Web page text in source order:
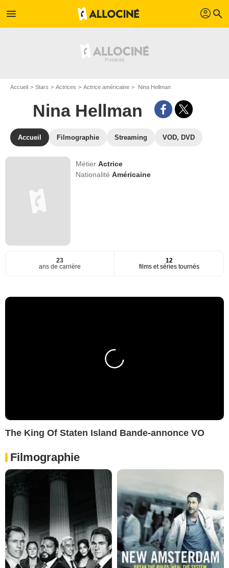
menu profil search
Accueil Stars Actrices Actrice américaine Nina Hellman
Nina Hellman
Accueil Filmographie Streaming VOD, DVD
MétierActrice
NationalitéAméricaine
23
ans de carrière
12
films et séries tournés
The King Of Staten Island Bande-annonce VO
Filmographie